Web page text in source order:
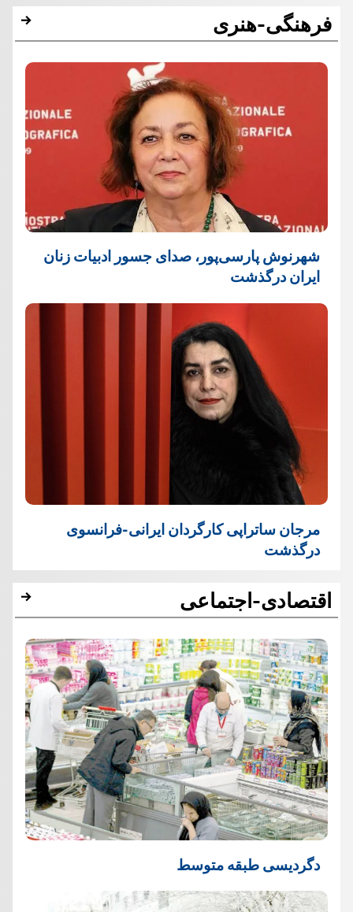
فرهنگی-هنری
شهرنوش پارسی‌پور، صدای جسور ادبیات زنان
ایران درگذشت
مرجان ساتراپی کارگردان ایرانی-فرانسوی
درگذشت
اقتصادی-اجتماعی
دگردیسی طبقه متوسط